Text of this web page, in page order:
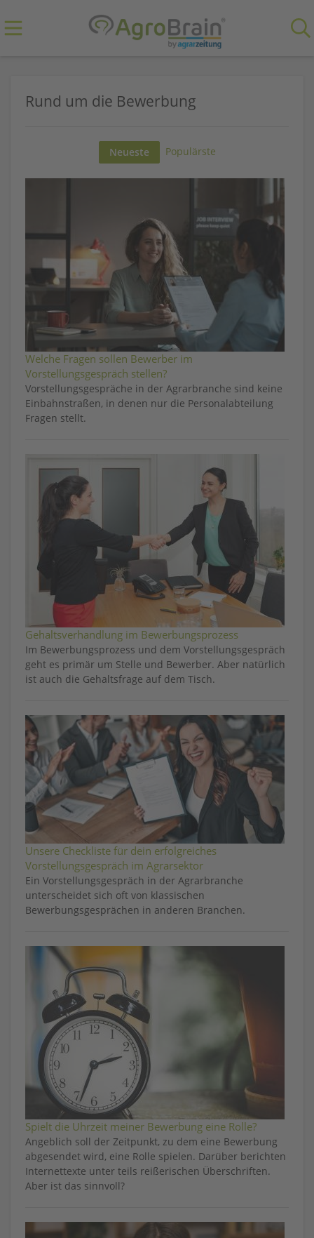
Rund um die Bewerbung
Neueste Populärste
Welche Fragen sollen Bewerber im
Vorstellungsgespräch stellen?
Vorstellungsgespräche in der Agrarbranche sind keine
Einbahnstraßen, in denen nur die Personalabteilung
Fragen stellt.
Gehaltsverhandlung im Bewerbungsprozess
Im Bewerbungsprozess und dem Vorstellungsgespräch
geht es primär um Stelle und Bewerber. Aber natürlich
ist auch die Gehaltsfrage auf dem Tisch.
Unsere Checkliste für dein erfolgreiches
Vorstellungsgespräch im Agrarsektor
Ein Vorstellungsgespräch in der Agrarbranche
unterscheidet sich oft von klassischen
Bewerbungsgesprächen in anderen Branchen.
Spielt die Uhrzeit meiner Bewerbung eine Rolle?
Angeblich soll der Zeitpunkt, zu dem eine Bewerbung
abgesendet wird, eine Rolle spielen. Darüber berichten
Internettexte unter teils reißerischen Überschriften.
Aber ist das sinnvoll?